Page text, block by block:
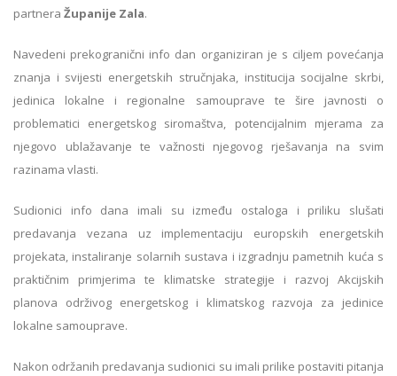
partnera Županije Zala.
Navedeni prekogranični info dan organiziran je s ciljem povećanja
znanja i svijesti energetskih stručnjaka, institucija socijalne skrbi,
jedinica lokalne i regionalne samouprave te šire javnosti o
problematici energetskog siromaštva, potencijalnim mjerama za
njegovo ublažavanje te važnosti njegovog rješavanja na svim
razinama vlasti.
Sudionici info dana imali su između ostaloga i priliku slušati
predavanja vezana uz implementaciju europskih energetskih
projekata, instaliranje solarnih sustava i izgradnju pametnih kuća s
praktičnim primjerima te klimatske strategije i razvoj Akcijskih
planova održivog energetskog i klimatskog razvoja za jedinice
lokalne samouprave.
Nakon održanih predavanja sudionici su imali prilike postaviti pitanja